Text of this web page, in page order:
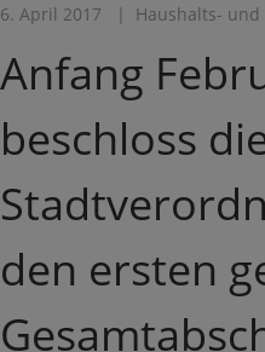
6. April 2017 Haushalts- und
Anfang
beschloss
den ersten